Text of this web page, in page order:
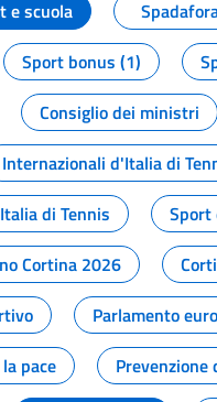
e scuola
Sport bonus (1)
Consiglio dei ministri
Internazionali d'Italia di
di Tennis Sport
Cortina 2026
Parlamento
pace
Prevenzione